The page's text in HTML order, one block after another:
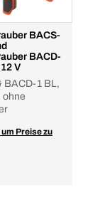
BACS-
BACD-
V
BACD-1 BL,
ohne
Preise zu